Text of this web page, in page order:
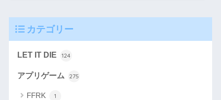
カテゴリー
LET IT DIE 124
アプリゲーム 275
FFRK 1